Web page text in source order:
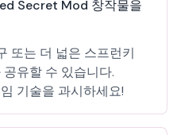
Secret Mod 창작물을
또는 더 넓은 스프런키
유할 수 있습니다.
기술을 과시하세요!